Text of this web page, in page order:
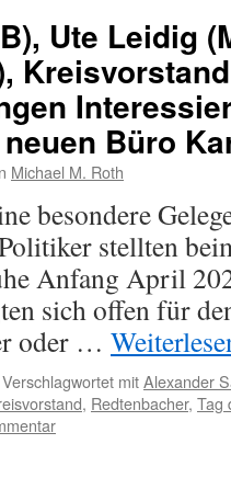
Ute Leidig
Büro
Michael M. Roth
besondere
stellten
Anfang April
sich offen für
oder …
Verschlagwortet mitAlexander
, Redtenbacher, Tag